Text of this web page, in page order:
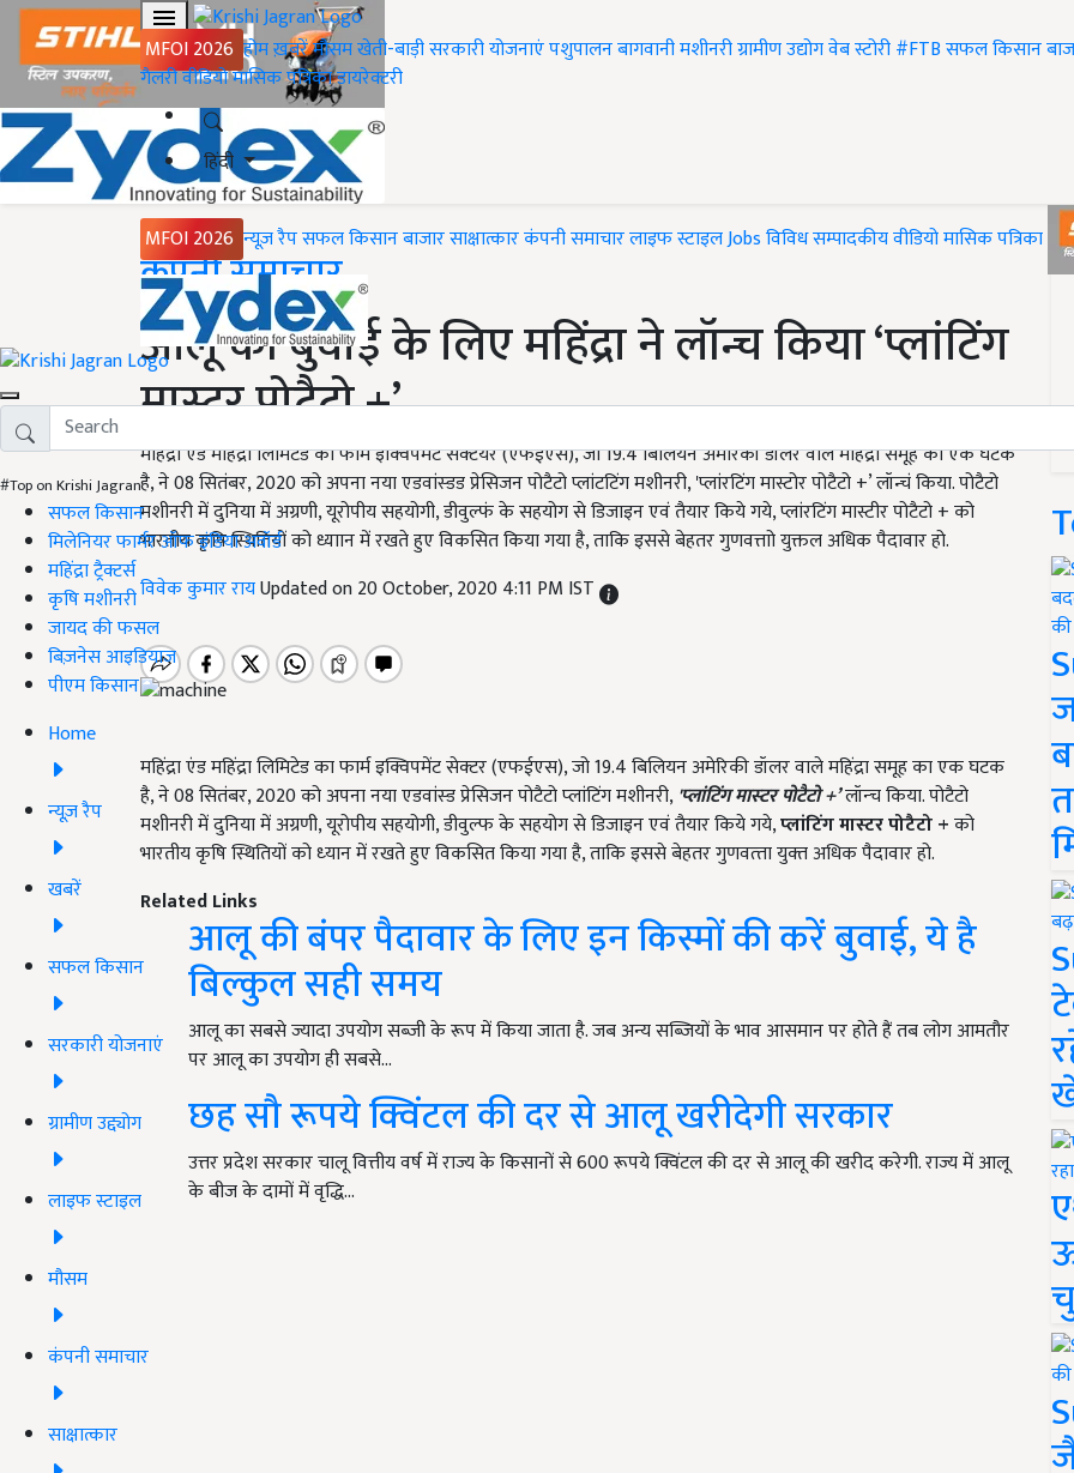
MFOI 2026 होमख़बरेंमौसमखेती-बाड़ीसरकारी योजनाएंपशुपालनबागवानीमशीनरीग्रामीण उद्योगवेब स्टोरी#FTBसफल किसान
गैलरीवीडियोमासिक पत्रिकाडायरेक्टरी
हिंदी
MFOI 2026 न्यूज़ रैपसफल किसानबाजारसाक्षात्कारकंपनी समाचारलाइफ स्टाइलJobsविविधसम्पादकीयवीडियोमासिक पत्रिका
#Top on Krishi Jagran
सफल किसान
मिलेनियर फार्मर ऑफ इंडिया अवॉर्ड
महिंद्रा ट्रैक्टर्स
कृषि मशीनरी
जायद की फसल
बिज़नेस आइडियाज
पीएम किसान
Home
न्यूज़ रैप
खबरें
सफल किसान
सरकारी योजनाएं
ग्रामीण उद्द्योग
लाइफ स्टाइल
मौसम
कंपनी समाचार
साक्षात्कार
Home
कंपनी समाचार
आलू की बुवाई के लिए महिंद्रा ने लॉन्च किया ‘प्लांटिंग
मास्टर पोटैटो +’
महिंद्रा एंड महिंद्रा लिमिटेड का फार्म इक्विपमेंट सेक्टयर (एफईएस), जो 19.4 बिलियन अमेरिकी डॉलर वाले महिंद्रा समूह का एक घटक
है, ने 08 सितंबर, 2020 को अपना नया एडवांस्डड प्रेसिजन पोटैटो प्लांटटिंग मशीनरी, 'प्लांरटिंग मास्टोर पोटैटो +’ लॉन्चं किया. पोटैटो
मशीनरी में दुनिया में अग्रणी, यूरोपीय सहयोगी, डीवुल्फं के सहयोग से डिजाइन एवं तैयार किये गये, प्लांरटिंग मास्टीर पोटैटो + को
भारतीय कृषि स्थितियों को ध्याान में रखते हुए विकसित किया गया है, ताकि इससे बेहतर गुणवत्ताो युक्तल अधिक पैदावार हो.
विवेक कुमार रायUpdated on 20 October, 2020 4:11 PM IST
महिंद्रा एंड महिंद्रा लिमिटेड का फार्म इक्विपमेंट सेक्‍टर (एफईएस),जो 19.4 बिलियन अमेरिकी डॉलर वाले महिंद्रा समूह का एक घटक
है,ने08सितंबर, 2020को अपना नया एडवांस्‍ड प्रेसिजन पोटैटो प्‍लांटिंग मशीनरी,'प्‍लांटिंग मास्‍टर पोटैटो+’लॉन्‍च किया. पोटैटो
मशीनरी में दुनिया में अग्रणी,यूरोपीय सहयोगी,डीवुल्‍फ के सहयोग से डिजाइन एवं तैयार किये गये,प्‍लांटिंग मास्‍टर पोटैटो+को
भारतीय कृषि स्थितियों को ध्‍यान में रखते हुए विकसित किया गया है,ताकि इससे बेहतर गुणवत्‍ता युक्‍त अधिक पैदावार हो.
Related Links
आलू की बंपर पैदावार के लिए इन किस्मों की करें बुवाई, ये है
बिल्कुल सही समय
आलू का सबसे ज्यादा उपयोग सब्जी के रूप में किया जाता है. जब अन्य सब्जियों के भाव आसमान पर होते हैं तब लोग आमतौर
पर आलू का उपयोग ही सबसे…
छह सौ रूपये क्विंटल की दर से आलू खरीदेगी सरकार
उत्तर प्रदेश सरकार चालू वित्तीय वर्ष में राज्य के किसानों से 600 रूपये क्विंटल की दर से आलू की खरीद करेगी. राज्य में आलू
के बीज के दामों में वृद्धि…